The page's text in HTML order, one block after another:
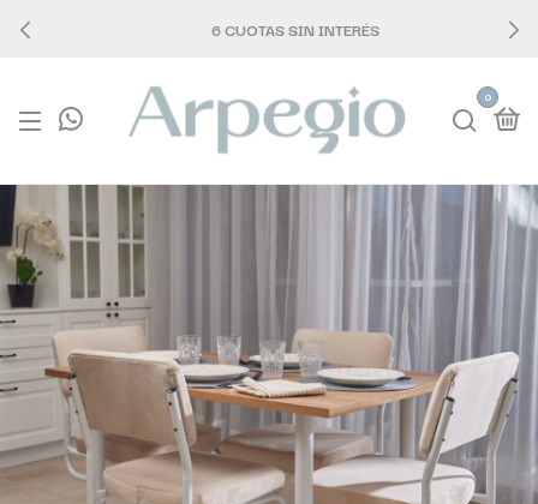
6 CUOTAS SIN INTERÉS
0